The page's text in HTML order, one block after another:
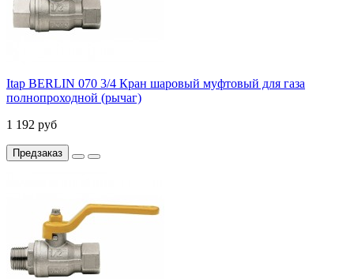
Itap BERLIN 070 3/4 Кран шаровый муфтовый для газа
полнопроходной (рычаг)
1 192 руб
Предзаказ